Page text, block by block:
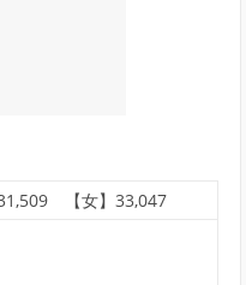
【女】33,047